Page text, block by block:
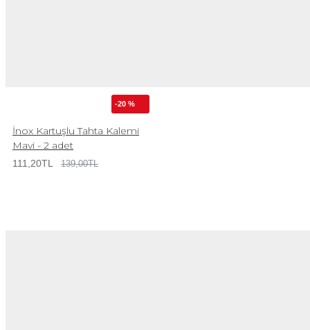
-20 %
İnox Kartuşlu Tahta Kalemi
Mavi - 2 adet
111,20TL 139,00TL